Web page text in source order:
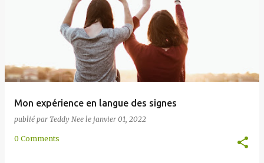
Mon expérience en langue des signes
publié par Teddy Nee le janvier 01, 2022
0 Comments